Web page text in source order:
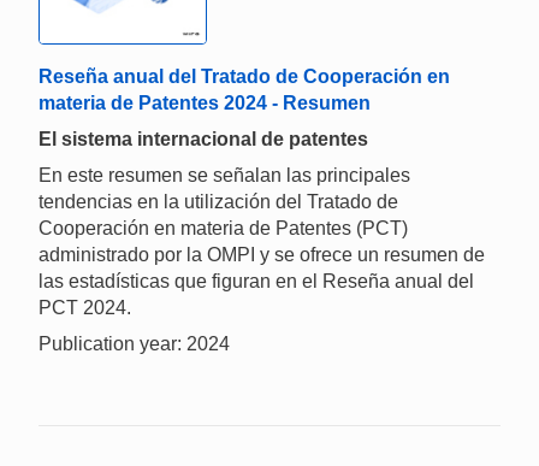
Reseña anual del Tratado de Cooperación en
materia de Patentes 2024 - Resumen
El sistema internacional de patentes
En este resumen se señalan las principales
tendencias en la utilización del Tratado de
Cooperación en materia de Patentes (PCT)
administrado por la OMPI y se ofrece un resumen de
las estadísticas que figuran en el Reseña anual del
PCT 2024.
Publication year: 2024